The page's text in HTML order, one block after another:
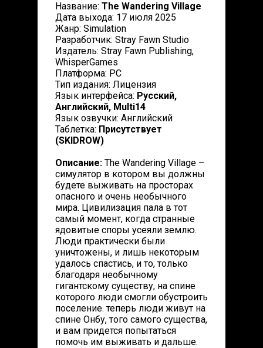
Название: The Wandering Village
Дата выхода: 17 июля 2025
Жанр: Simulation
Разработчик: Stray Fawn Studio
Издатель: Stray Fawn Publishing,
WhisperGames
Платформа: PC
Тип издания: Лицензия
Язык интерфейса: Русский,
Английский, Multi14
Язык озвучки: Английский
Таблетка: Присутствует
(SKIDROW)
Описание: The Wandering Village –
симулятор в котором вы должны
будете выживать на просторах
опасного и очень необычного
мира. Цивилизация пала в тот
самый момент, когда странные
ядовитые споры усеяли землю.
Люди практически были
уничтожены, и лишь некоторым
удалось спастись, и то, только
благодаря необычному
гигантскому существу, на спине
которого люди смогли обустроить
поселение. теперь люди живут на
спине Онбу, того самого существа,
и вам придется попытаться
помочь им выживать и дальше.